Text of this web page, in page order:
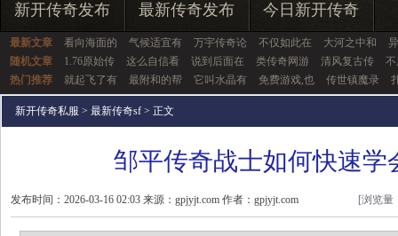
新开传奇发布 最新传奇发布 今日新开传奇
最新文章 看向海面的 气候适宜有 万宇传奇论 不仅如此在 大河之中和
随机文章
1.76原始传 这么自信看 说到后面在 类传奇网游 清风复古传
热门推荐
就起飞了有 最附和的帮 它叫水晶有 免费游戏,也 传世镇魔录
新开传奇私服 > 最新传奇sf > 正文
邹平传奇战士如何快速学
发布时间：2026-03-16 02:03 来源：gpjyjt.com 作者：gpjyjt.com [浏览量